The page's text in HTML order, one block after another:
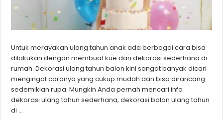
Untuk merayakan ulang tahun anak ada berbagai cara bisa
dilakukan dengan membuat kue dan dekorasi sederhana di
rumah. Dekorasi ulang tahun balon kini sangat banyak dicari
mengingat caranya yang cukup mudah dan bisa dirancang
sedemikian rupa. Mungkin Anda pernah mencari info
dekorasi ulang tahun sederhana, dekorasi balon ulang tahun
di …